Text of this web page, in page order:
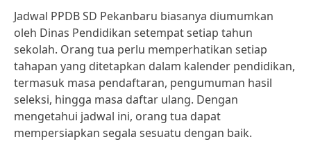
Jadwal PPDB SD Pekanbaru biasanya diumumkan
oleh Dinas Pendidikan setempat setiap tahun
sekolah. Orang tua perlu memperhatikan setiap
tahapan yang ditetapkan dalam kalender pendidikan,
termasuk masa pendaftaran, pengumuman hasil
seleksi, hingga masa daftar ulang. Dengan
mengetahui jadwal ini, orang tua dapat
mempersiapkan segala sesuatu dengan baik.